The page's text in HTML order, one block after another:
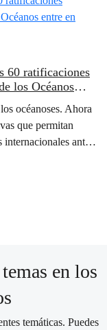
60 ratificaciones
los Océanos
océanoses. Ahora
que permitan
antes
en los
temáticas. Puedes